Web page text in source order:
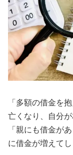
「多額の借金を
亡くなり、自分
「親にも借金が
に借金が増えて